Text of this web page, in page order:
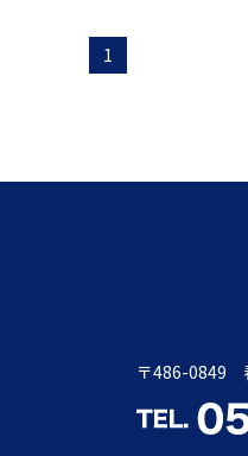
1
〒486-0849